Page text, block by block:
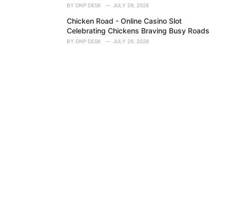
BY DNP DESK JULY 29, 2026
Chicken Road - Online Casino Slot
Celebrating Chickens Braving Busy Roads
BY DNP DESK JULY 29, 2026